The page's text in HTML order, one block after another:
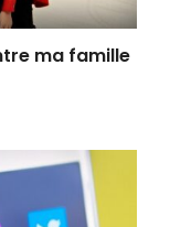
ma famille